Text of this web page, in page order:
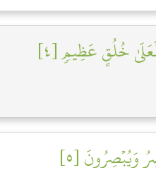
خُلُقٍ عَظِيمٖ [٤]
وَيُبۡصِرُونَ [٥]